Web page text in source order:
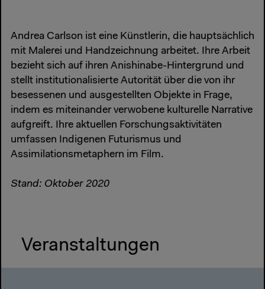
Andrea Carlson ist eine Künstlerin, die hauptsächlich
mit Malerei und Handzeichnung arbeitet. Ihre Arbeit
bezieht sich auf ihren Anishinabe-Hintergrund und
stellt institutionalisierte Autorität über die von ihr
besessenen und ausgestellten Objekte in Frage,
indem es miteinander verwobene kulturelle Narrative
aufgreift. Ihre aktuellen Forschungsaktivitäten
umfassen Indigenen Futurismus und
Assimilationsmetaphern im Film.
Stand: Oktober 2020
Veranstaltungen